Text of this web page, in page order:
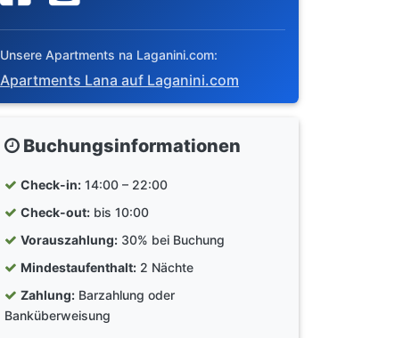
Unsere Apartments na Laganini.com:
Apartments Lana auf Laganini.com
Buchungsinformationen
Check-in: 14:00 – 22:00
Check-out: bis 10:00
Vorauszahlung: 30% bei Buchung
Mindestaufenthalt: 2 Nächte
Zahlung: Barzahlung oder
Banküberweisung